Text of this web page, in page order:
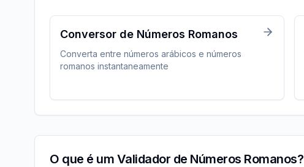
Conversor de Números Romanos
Converta entre números arábicos e números
romanos instantaneamente
O que é um Validador de Números Romanos?